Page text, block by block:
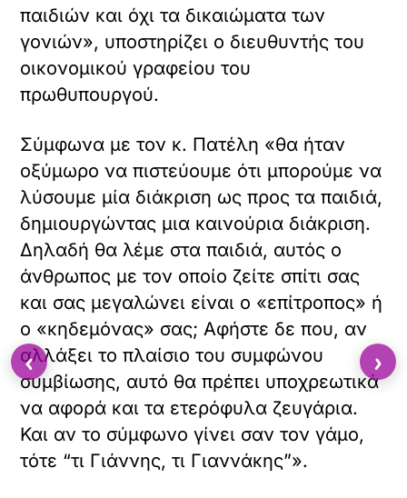
παιδιών και όχι τα δικαιώματα των
γονιών», υποστηρίζει ο διευθυντής του
οικονομικού γραφείου του
πρωθυπουργού.
Σύμφωνα με τον κ. Πατέλη «θα ήταν
οξύμωρο να πιστεύουμε ότι μπορούμε να
λύσουμε μία διάκριση ως προς τα παιδιά,
δημιουργώντας μια καινούρια διάκριση.
Δηλαδή θα λέμε στα παιδιά, αυτός ο
άνθρωπος με τον οποίο ζείτε σπίτι σας
και σας μεγαλώνει είναι ο «επίτροπος» ή
ο «κηδεμόνας» σας; Αφήστε δε που, αν
αλλάξει το πλαίσιο του συμφώνου
συμβίωσης, αυτό θα πρέπει υποχρεωτικά
να αφορά και τα ετερόφυλα ζευγάρια.
Και αν το σύμφωνο γίνει σαν τον γάμο,
τότε “τι Γιάννης, τι Γιαννάκης”».
‹ ›